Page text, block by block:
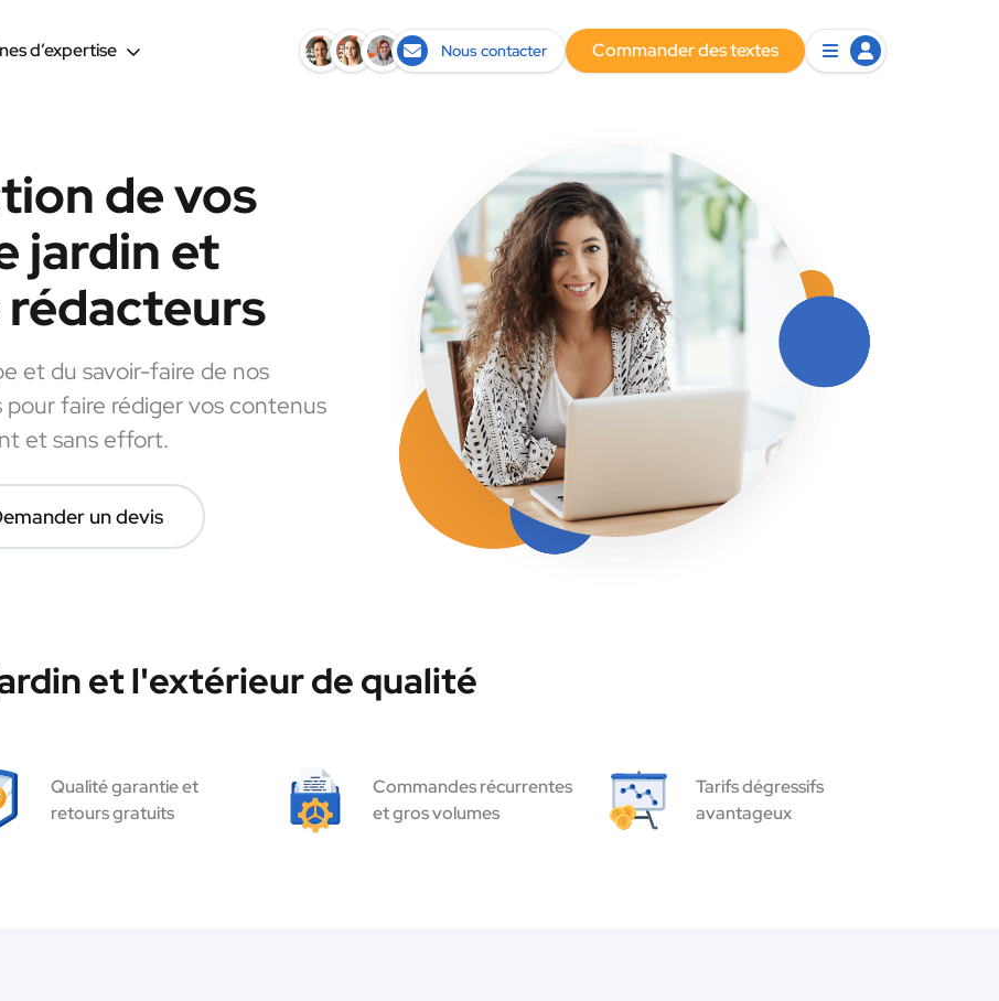
d’expertise Nous contacter Commander des textes
de vos
jardin et
et du savoir-faire de nos
pour faire rédiger vos contenus
et sans effort.
un devis
et l'extérieur de qualité
Qualité garantie et
retours gratuits
Commandes récurrentes
et gros volumes
Tarifs dégressifs
avantageux